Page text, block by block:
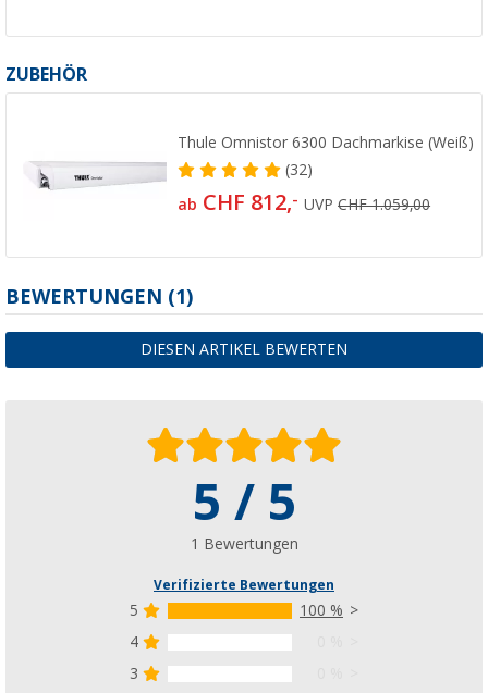
ZUBEHÖR
Thule Omnistor 6300 Dachmarkise (Weiß)
(32)
ab CHF 812,- UVPCHF 1.059,00
BEWERTUNGEN (1)
DIESEN ARTIKEL BEWERTEN
5 / 5
1 Bewertungen
Verifizierte Bewertungen
5
100 %
4
3